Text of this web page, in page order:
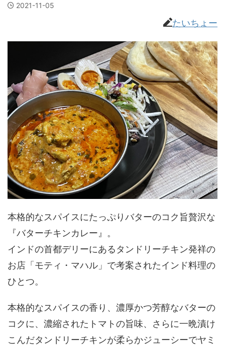
2021-11-05
たいちょー
本格的なスパイスにたっぷりバターのコク旨贅沢な
『バターチキンカレー』。
インドの首都デリーにあるタンドリーチキン発祥の
お店「モティ・マハル」で考案されたインド料理の
ひとつ。
本格的なスパイスの香り、濃厚かつ芳醇なバターの
コクに、濃縮されたトマトの旨味、さらに一晩漬け
こんだタンドリーチキンが柔らかジューシーでヤミ